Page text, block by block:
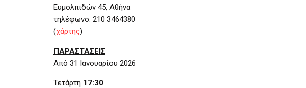
Ευμολπιδών 45, Αθήνα
τηλέφωνο: 210 3464380
(χάρτης)
ΠΑΡΑΣΤΑΣΕΙΣ
Από 31 Ιανουαρίου 2026
Τετάρτη 17:30